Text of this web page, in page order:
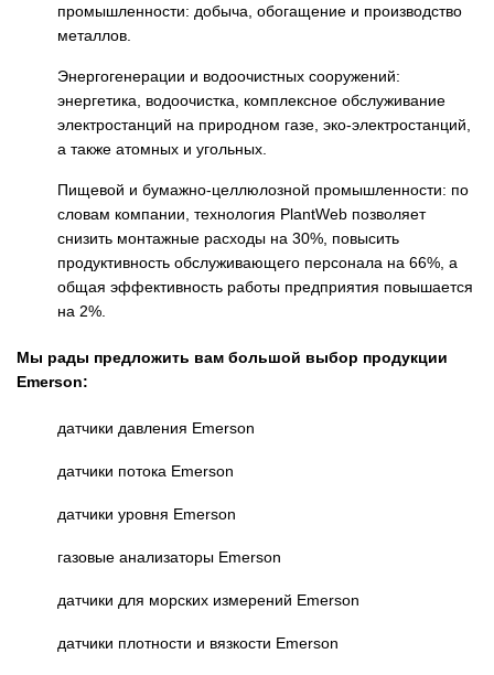
промышленности: добыча, обогащение и производство
металлов.
Энергогенерации и водоочистных сооружений:
энергетика, водоочистка, комплексное обслуживание
электростанций на природном газе, эко-электростанций,
а также атомных и угольных.
Пищевой и бумажно-целлюлозной промышленности: по
словам компании, технология PlantWeb позволяет
снизить монтажные расходы на 30%, повысить
продуктивность обслуживающего персонала на 66%, а
общая эффективность работы предприятия повышается
на 2%.
Мы рады предложить вам большой выбор продукции
Emerson:
датчики давления Emerson
датчики потока Emerson
датчики уровня Emerson
газовые анализаторы Emerson
датчики для морских измерений Emerson
датчики плотности и вязкости Emerson